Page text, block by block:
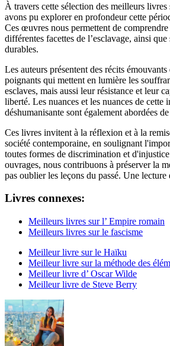
À travers cette sélection des meilleurs livres
avons pu explorer en profondeur cette
Ces œuvres nous permettent de comprendre
différentes facettes de l’esclavage, ainsi que
durables.
Les auteurs présentent des récits
poignants qui mettent en lumière les
esclaves, mais aussi leur résistance et leur
liberté. Les nuances et les nuances de cette
déshumanisante sont également abordées
Ces livres invitent à la réflexion et à la
société contemporaine, en soulignant
toutes formes de discrimination et
ouvrages, nous contribuons à préserver la
pas oublier les leçons du passé. Une lecture
Livres connexes:
Meilleurs livres sur l’ Empire romain
Meilleurs livres sur le fascisme
Meilleur livre sur le Haïku
Meilleur livre sur la méthode des
Meilleur livre d’ Oscar Wilde
Meilleur livre de Steve Berry